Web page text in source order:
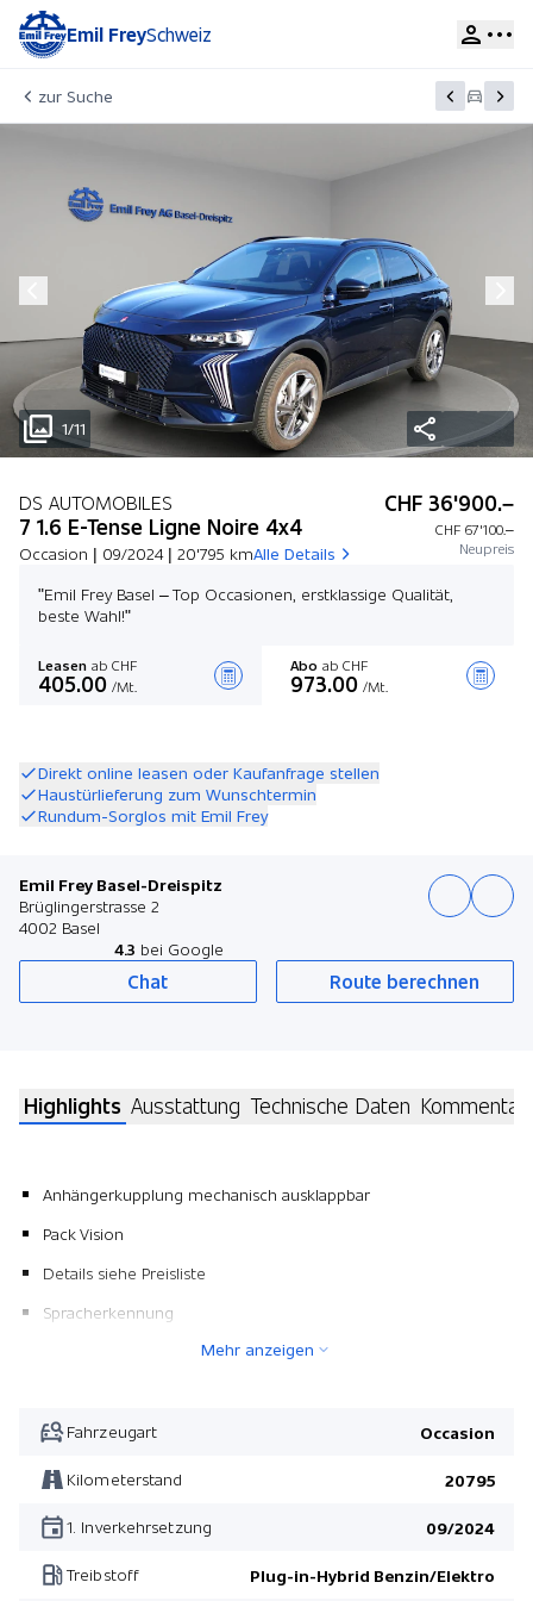
Emil FreySchweiz
zur Suche
1/11
DS AUTOMOBILES
7 1.6 E-Tense Ligne Noire 4x4
Occasion | 09/2024 | 20'795 kmAlle Details
CHF 36'900.–
CHF 67'100.–
Neupreis
"Emil Frey Basel – Top Occasionen, erstklassige Qualität,
beste Wahl!"
Leasen ab CHF
405.00 /Mt.
Abo ab CHF
973.00 /Mt.
Direkt online leasen oder Kaufanfrage stellen
Haustürlieferung zum Wunschtermin
Rundum-Sorglos mit Emil Frey
Emil Frey Basel-Dreispitz
Brüglingerstrasse 2
4002 Basel
4.3 bei Google
Chat Route berechnen
Highlights Ausstattung Technische Daten Kommentar
Anhängerkupplung mechanisch ausklappbar
Pack Vision
Details siehe Preisliste
Spracherkennung
Heizbare Frontscheibe
Totwinkel-Assistent
Active Safety Brake
Mehr anzeigen
Fahrzeugart Occasion
Kilometerstand 20795
1. Inverkehrsetzung 09/2024
Treibstoff Plug-in-Hybrid Benzin/Elektro